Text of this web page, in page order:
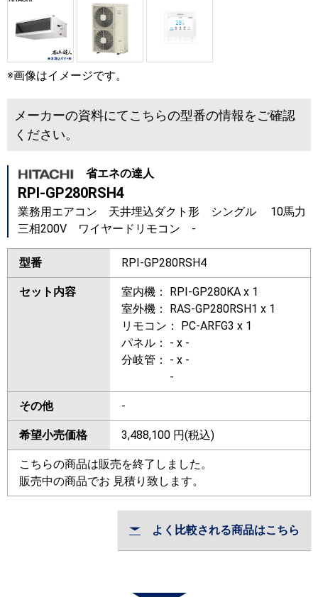
※画像はイメージです。
メーカーの資料にてこちらの型番の情報をご確認
ください。
省エネの達人
RPI-GP280RSH4
業務用エアコン 天井埋込ダクト形 シングル 10馬力
三相200V ワイヤードリモコン -
型番 RPI-GP280RSH4
セット内容
室内機： RPI-GP280KA x 1
室外機： RAS-GP280RSH1 x 1
リモコン： PC-ARFG3 x 1
パネル： - x -
分岐管： - x -
-
その他 -
希望小売価格 3,488,100 円(税込)
こちらの商品は販売を終了しました。
販売中の商品でお 見積り致します。
よく比較される商品はこちら